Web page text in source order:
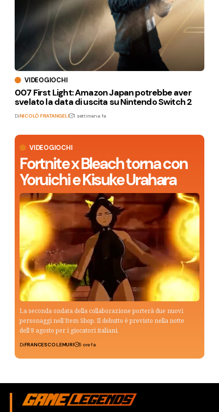
VIDEOGIOCHI
Fortnite x Bleach torna con
Yoruichi e Kisuke Urahara
La seconda ondata della collaborazione porterà due nuovi
personaggi nell’Item Shop. Il debutto è previsto nella notte
dell’8 agosto per i giocatori italiani.
DiFRANCESCO LEMURI 6 ore fa
VIDEOGIOCHI
007 First Light: Amazon Japan potrebbe aver
svelato la data di uscita su Nintendo Switch 2
DiNICOLÒ FRATANGELI 1 settimana fa